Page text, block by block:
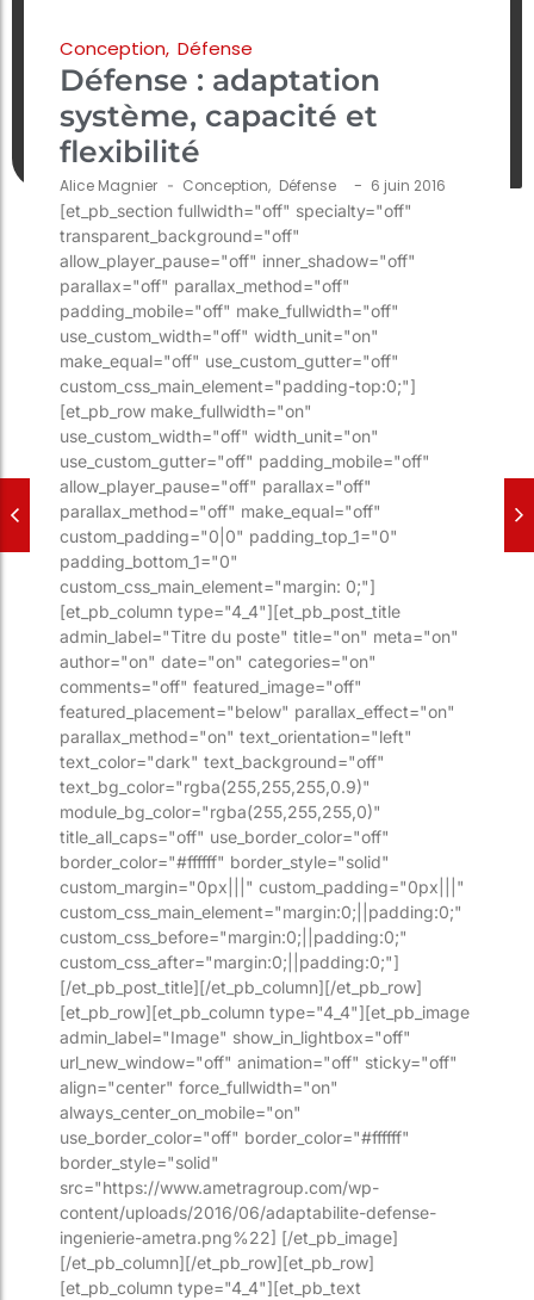
Conception, Défense
Défense : adaptation
système, capacité et
flexibilité
Alice Magnier - Conception, Défense - 6 juin 2016
[et_pb_section fullwidth="off" specialty="off"
transparent_background="off"
allow_player_pause="off" inner_shadow="off"
parallax="off" parallax_method="off"
padding_mobile="off" make_fullwidth="off"
use_custom_width="off" width_unit="on"
make_equal="off" use_custom_gutter="off"
custom_css_main_element="padding-top:0;"]
[et_pb_row make_fullwidth="on"
use_custom_width="off" width_unit="on"
use_custom_gutter="off" padding_mobile="off"
allow_player_pause="off" parallax="off"
parallax_method="off" make_equal="off"
custom_padding="0|0" padding_top_1="0"
padding_bottom_1="0"
custom_css_main_element="margin: 0;"]
[et_pb_column type="4_4"][et_pb_post_title
admin_label="Titre du poste" title="on" meta="on"
author="on" date="on" categories="on"
comments="off" featured_image="off"
featured_placement="below" parallax_effect="on"
parallax_method="on" text_orientation="left"
text_color="dark" text_background="off"
text_bg_color="rgba(255,255,255,0.9)"
module_bg_color="rgba(255,255,255,0)"
title_all_caps="off" use_border_color="off"
border_color="#ffffff" border_style="solid"
custom_margin="0px|||" custom_padding="0px|||"
custom_css_main_element="margin:0;||padding:0;"
custom_css_before="margin:0;||padding:0;"
custom_css_after="margin:0;||padding:0;"]
[/et_pb_post_title][/et_pb_column][/et_pb_row]
[et_pb_row][et_pb_column type="4_4"][et_pb_image
admin_label="Image" show_in_lightbox="off"
url_new_window="off" animation="off" sticky="off"
align="center" force_fullwidth="on"
always_center_on_mobile="on"
use_border_color="off" border_color="#ffffff"
border_style="solid"
src="https://www.ametragroup.com/wp-
content/uploads/2016/06/adaptabilite-defense-
ingenierie-ametra.png%22] [/et_pb_image]
[/et_pb_column][/et_pb_row][et_pb_row]
[et_pb_column type="4_4"][et_pb_text